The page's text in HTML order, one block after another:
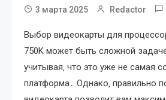
3 марта 2025 Redactor
Выбор видеокарты для
750K может быть сложной
учитывая‚ что это уже не самая
платформа․ Однако‚ правильно